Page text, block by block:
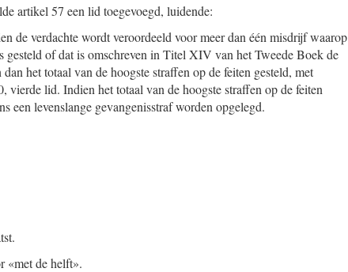
artikel 57 een lid toegevoegd, luidende:
de verdachte wordt veroordeeld voor meer dan één misdrijf waarop
gesteld of dat is omschreven in Titel XIV van het Tweede Boek de
het totaal van de hoogste straffen op de feiten gesteld, met
vierde lid. Indien het totaal van de hoogste straffen op de feiten
een levenslange gevangenisstraf worden opgelegd.
«met de helft».